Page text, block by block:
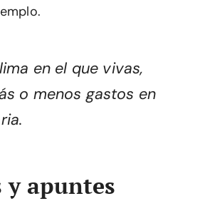
en el que vivas,
o menos gastos en
y apuntes